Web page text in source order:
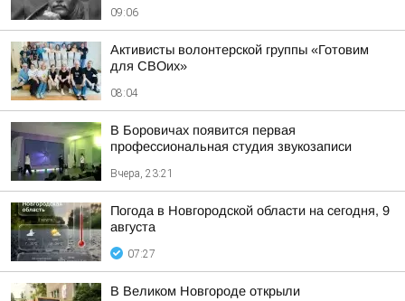
09:06
Активисты волонтерской группы «Готовим
для СВОих»
08:04
В Боровичах появится первая
профессиональная студия звукозаписи
Вчера, 23:21
Погода в Новгородской области на сегодня, 9
августа
07:27
В Великом Новгороде открыли